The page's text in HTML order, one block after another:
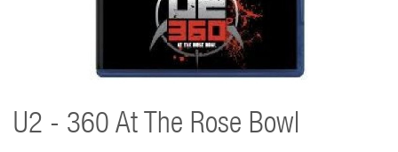
U2 - 360 At The Rose Bowl